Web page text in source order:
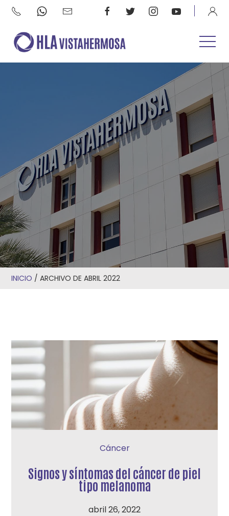
INICIO /ARCHIVO DE ABRIL 2022
Cáncer
Signos y síntomas del cáncer de piel
tipo melanoma
abril 26, 2022